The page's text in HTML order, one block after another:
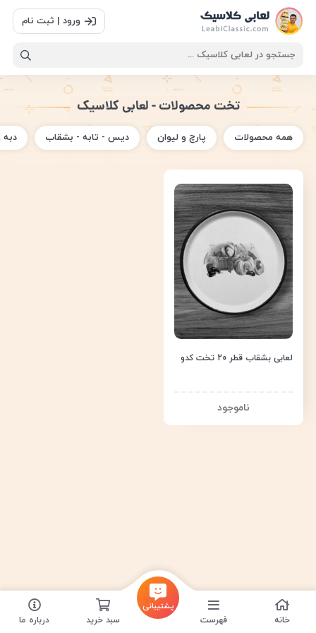
ورود | ثبت نام
تخت محصولات - لعابی کلاسیک
همه محصولات پارچ و لیوان دیس - تابه - بشقاب
لعابی بشقاب قطر 20 تخت کدو
خانه فهرست درباره ما سبد خرید
پشتیبانی